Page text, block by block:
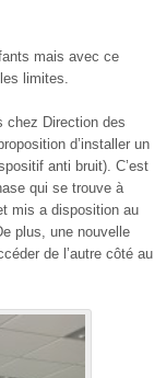
mais avec ce
limites.
chez Direction des
d’installer un
anti bruit). C’est
qui se trouve à
mis a disposition au
plus, une nouvelle
de l’autre côté au